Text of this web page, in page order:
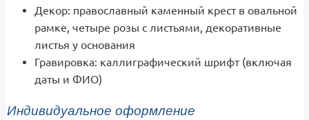
Декор: православный каменный крест в овальной
рамке, четыре розы с листьями, декоративные
листья у основания
Гравировка: каллиграфический шрифт (включая
даты и ФИО)
Индивидуальное оформление